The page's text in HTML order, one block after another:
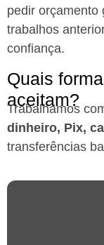
pedir orçamento
trabalhos
confiança.
Quais
aceitam?
Trabalhamos
dinheiro, Pix,
transferências